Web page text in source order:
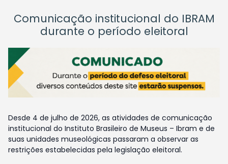
Comunicação institucional do IBRAM
durante o período eleitoral
Desde 4 de julho de 2026, as atividades de comunicação
institucional do Instituto Brasileiro de Museus – Ibram e de
suas unidades museológicas passaram a observar as
restrições estabelecidas pela legislação eleitoral.